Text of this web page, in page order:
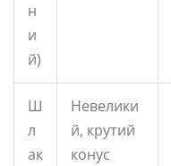
н
и
й)
Ш
л
ак
Невелики
й, крутий
конус